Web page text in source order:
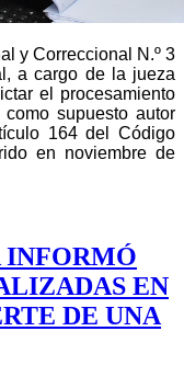
y Correccional N.º 3
a cargo de la jueza
el procesamiento
supuesto autor
164 del Código
en noviembre de
INFORMÓ
EN
DE UNA